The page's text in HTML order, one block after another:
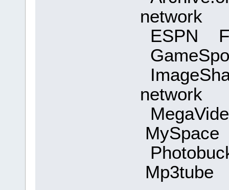
network
ESPN
network
MySpace
Mp3tube